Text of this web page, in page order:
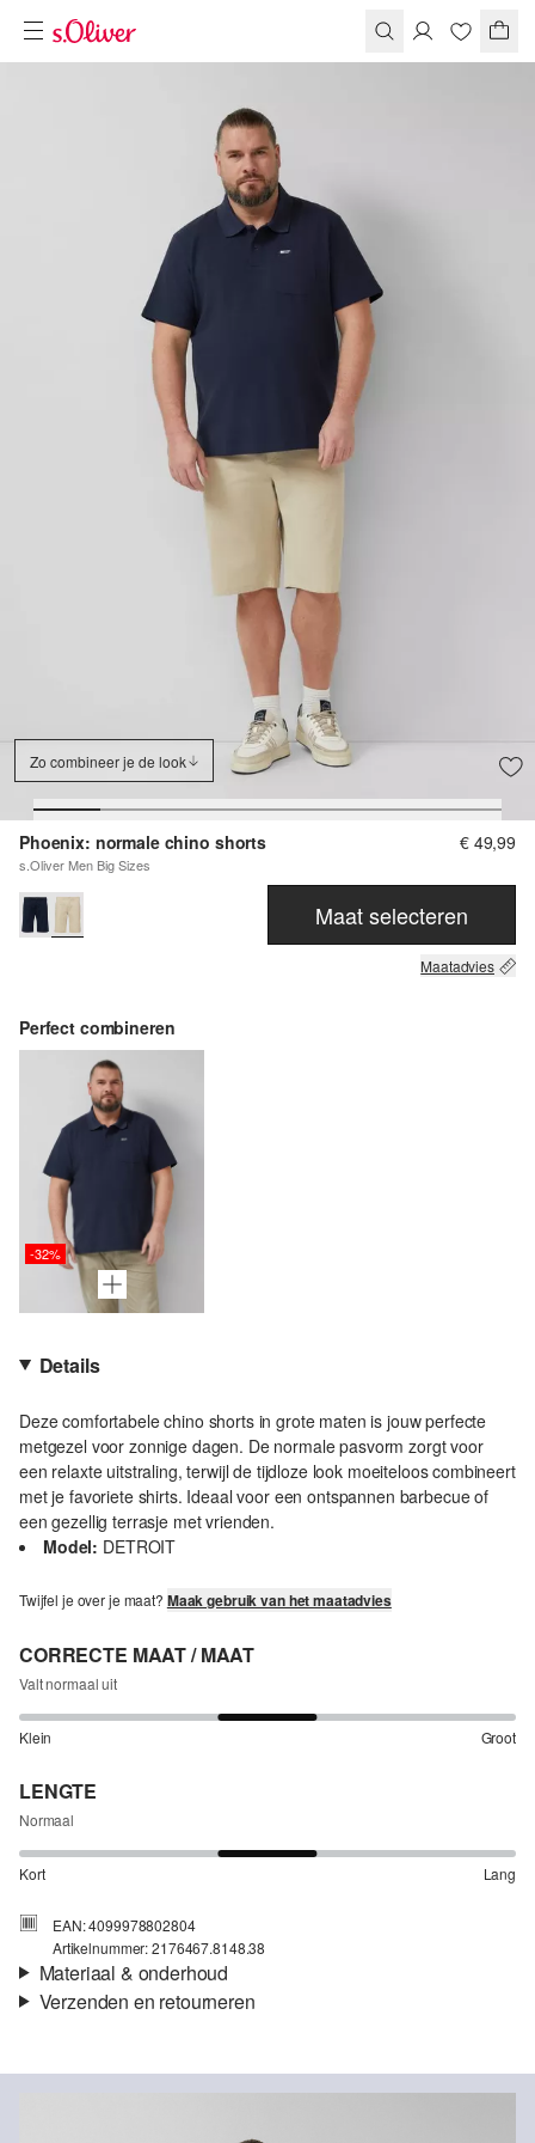
Zo combineer je de look
Phoenix: normale chino shorts
s.Oliver Men Big Sizes
€ 49,99
Maat selecteren
Maatadvies
Perfect combineren
-32%
Details
Deze comfortabele chino shorts in grote maten is jouw perfecte
metgezel voor zonnige dagen. De normale pasvorm zorgt voor
een relaxte uitstraling, terwijl de tijdloze look moeiteloos combineert
met je favoriete shirts. Ideaal voor een ontspannen barbecue of
een gezellig terrasje met vrienden.
Model: DETROIT
Twijfel je over je maat? Maak gebruik van het maatadvies
CORRECTE MAAT / MAAT
Valt normaal uit
Klein Groot
LENGTE
Normaal
Kort Lang
EAN: 4099978802804
Artikelnummer: 2176467.8148.38
Materiaal & onderhoud
Verzenden en retourneren
Je bestelling wordt binnen 3-5 werkdagen verzonden door Post